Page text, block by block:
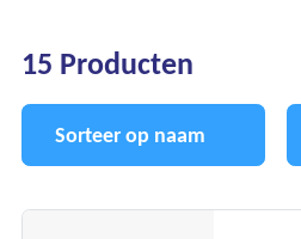
15 Producten
Sorteer op naam